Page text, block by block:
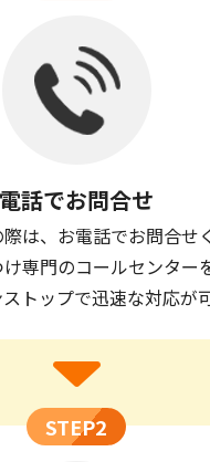
電話でお問合せ
は、お電話でお問合せ
専門のコールセンター
トップで迅速な対応が
STEP2